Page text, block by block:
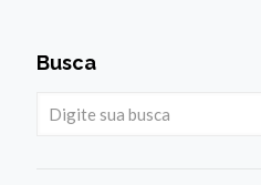
Busca